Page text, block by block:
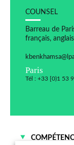
COUNSEL
Barreau de
français,
Paris
Tél : +33 [0)1 53